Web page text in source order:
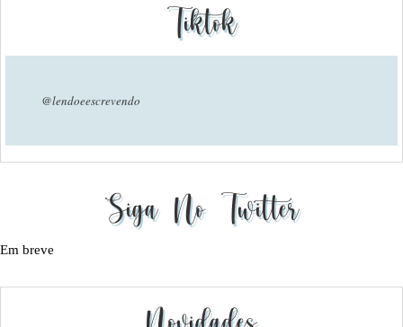
Tiktok
@lendoeescrevendo
Siga No Twitter
Em breve